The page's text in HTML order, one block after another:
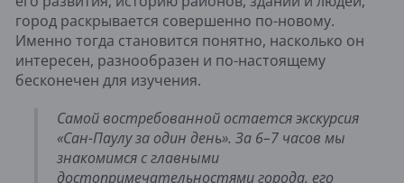
город раскрывается совершенно по-новому.
Именно тогда становится понятно, насколько он
интересен, разнообразен и по-настоящему
бесконечен для изучения.
Самой востребованной остается экскурсия
«Сан-Паулу за один день». За 6–7 часов мы
знакомимся с главными
достопримечательностями города, его